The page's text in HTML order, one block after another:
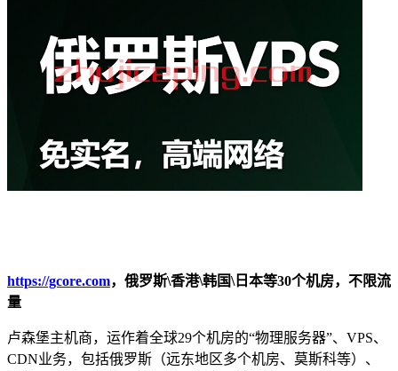
https://gcore.com，俄罗斯\香港\韩国\日本等30个机房，不限流
量
卢森堡主机商，运作着全球29个机房的“物理服务器”、VPS、
CDN业务，包括俄罗斯（远东地区多个机房、莫斯科等）、